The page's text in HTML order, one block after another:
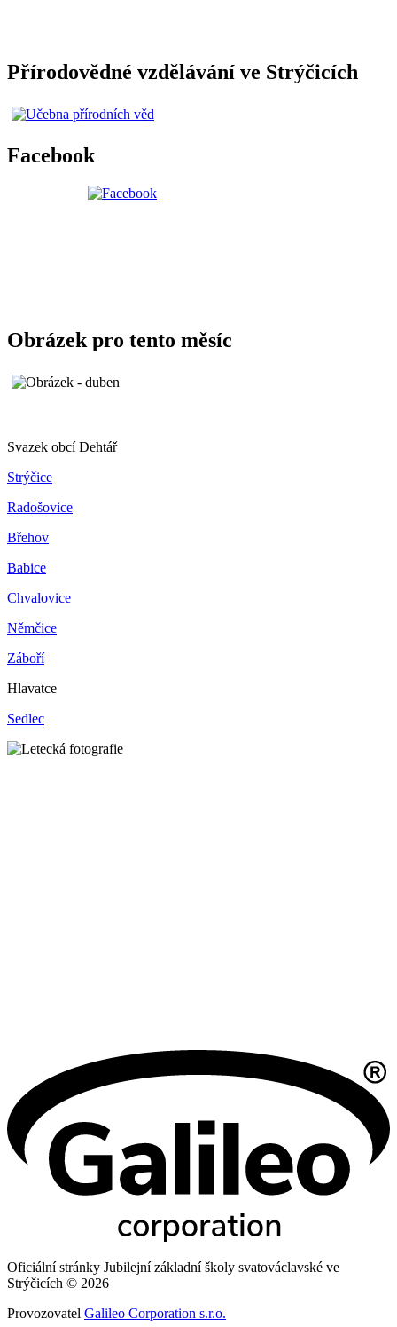
Přírodovědné vzdělávání ve Strýčicích
Facebook
Obrázek pro tento měsíc
Svazek obcí Dehtář
Strýčice
Radošovice
Břehov
Babice
Chvalovice
Němčice
Záboří
Hlavatce
Sedlec
Oficiální stránky Jubilejní základní školy svatováclavské ve
Strýčicích © 2026
Provozovatel Galileo Corporation s.r.o.